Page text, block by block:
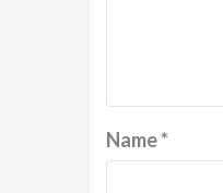
Name*